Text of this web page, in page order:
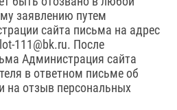
заявлению путем
сайта письма на адрес
111@bk.ru. После
Администрация сайта
в ответном письме об
на отзыв персональных